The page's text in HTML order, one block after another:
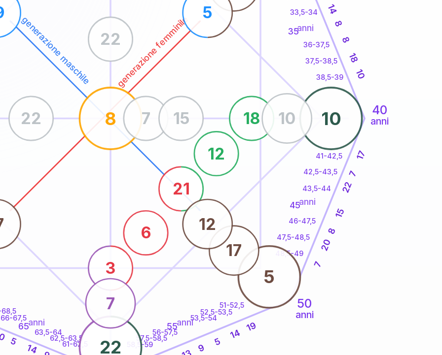
generazione maschile generazione femminile
40
anni
50
anni
33,5-34
36-37,5
37,5-38,5
38,5-39
41-42,5
42,5-43,5
43,5-44
46-47,5
47,5-48,5
48,5-49
51-52,5
52,5-53,5
53,5-54
56-57,5
57,5-58,5
58,5-59
61-62,5
62,5-63,5
63,5-64
66-67,5
68,5
14
8
8
18
10
17
7
22
15
8
20
7
19
14
5
9
14
5
10
22
8
5
3
6
21
12
18 10
7
7 15
22
22
5
17
12
35anni
45anni
55anni
65anni